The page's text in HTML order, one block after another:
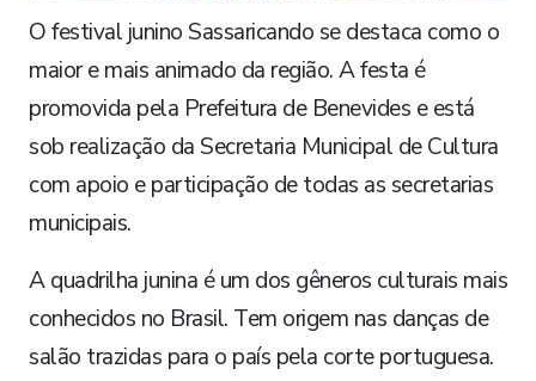
O festival junino Sassaricando se destaca como o
maior e mais animado da região. A festa é
promovida pela Prefeitura de Benevides e está
sob realização da Secretaria Municipal de Cultura
com apoio e participação de todas as secretarias
municipais.
A quadrilha junina é um dos gêneros culturais mais
conhecidos no Brasil. Tem origem nas danças de
salão trazidas para o país pela corte portuguesa.